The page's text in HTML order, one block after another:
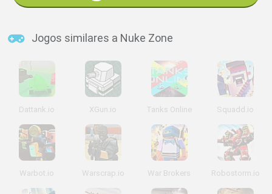
Jogos similares a Nuke Zone
Dattank.io XGun.io Tanks Online Squadd.io
Warbot.io Warscrap.io War Brokers Robostorm.io